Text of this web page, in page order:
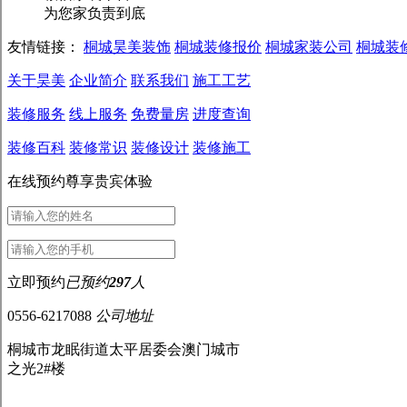
为您家负责到底
友情链接： 桐城昊美装饰 桐城装修报价 桐城家装公司 桐城装
关于昊美 企业简介 联系我们 施工工艺
装修服务 线上服务 免费量房 进度查询
装修百科 装修常识 装修设计 装修施工
在线预约尊享贵宾体验
立即预约已预约297人
0556-6217088 公司地址
桐城市龙眠街道太平居委会澳门城市
之光2#楼